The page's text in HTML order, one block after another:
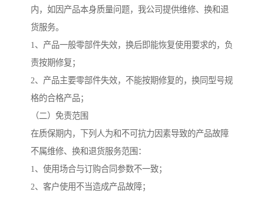
内，如因产品本身质量问题，我公司提供维修、换和退
货服务。
1、产品一般零部件失效，换后即能恢复使用要求的，负
责按期修复；
2、产品主要零部件失效，不能按期修复的，换同型号规
格的合格产品；
（二）免责范围
在质保期内，下列人为和不可抗力因素导致的产品故障
不属维修、换和退货服务范围：
1、使用场合与订购合同参数不一致；
2、客户使用不当造成产品故障；